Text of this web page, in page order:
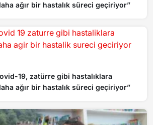
ağır bir hastalık süreci geçiriyor”
19, zatürre gibi hastalıklara
ağır bir hastalık süreci geçiriyor”